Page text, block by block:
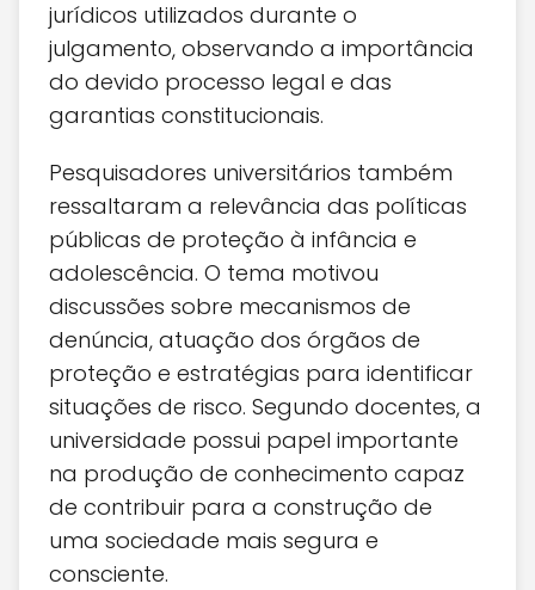
jurídicos utilizados durante o
julgamento, observando a importância
do devido processo legal e das
garantias constitucionais.
Pesquisadores universitários também
ressaltaram a relevância das políticas
públicas de proteção à infância e
adolescência. O tema motivou
discussões sobre mecanismos de
denúncia, atuação dos órgãos de
proteção e estratégias para identificar
situações de risco. Segundo docentes, a
universidade possui papel importante
na produção de conhecimento capaz
de contribuir para a construção de
uma sociedade mais segura e
consciente.